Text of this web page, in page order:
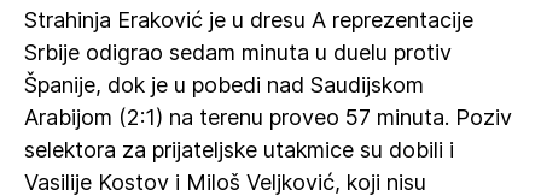
Strahinja Eraković je u dresu A reprezentacije
Srbije odigrao sedam minuta u duelu protiv
Španije, dok je u pobedi nad Saudijskom
Arabijom (2:1) na terenu proveo 57 minuta. Poziv
selektora za prijateljske utakmice su dobili i
Vasilije Kostov i Miloš Veljković, koji nisu